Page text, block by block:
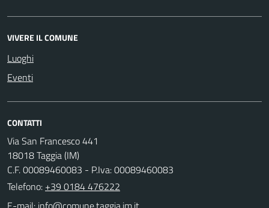
VIVERE IL COMUNE
Luoghi
Eventi
CONTATTI
Via San Francesco 441
18018 Taggia (IM)
C.F. 00089460083 - P.Iva: 00089460083
Telefono: +39 0184 476222